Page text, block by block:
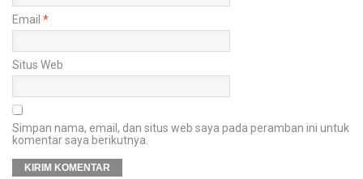
Email *
Situs Web
Simpan nama, email, dan situs web saya pada peramban ini untuk
komentar saya berikutnya.